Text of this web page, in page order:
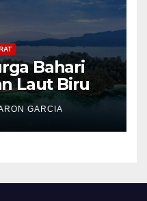
Bahari
Laut Biru
GARCIA